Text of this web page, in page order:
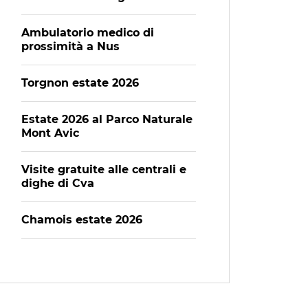
Ambulatorio medico di
prossimità a Nus
Torgnon estate 2026
Estate 2026 al Parco Naturale
Mont Avic
Visite gratuite alle centrali e
dighe di Cva
Chamois estate 2026